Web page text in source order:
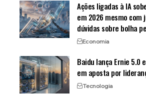
Ações ligadas à IA
em 2026 mesmo com
dúvidas sobre bolha
Economia
Baidu lança Ernie 5.0
em aposta por
Tecnologia